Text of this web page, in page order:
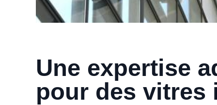
Une expertise
pour des vitres